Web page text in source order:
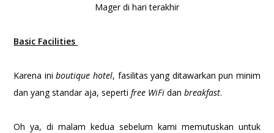
Mager di hari terakhir
Basic Facilities
Karena iniboutique hotel, fasilitas yang ditawarkan pun minim
dan yang standar aja, sepertifree WiFidanbreakfast.
Oh ya, di malam kedua sebelum kami memutuskan untuk